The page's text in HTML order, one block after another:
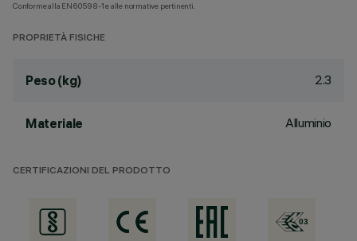
Conforme alla EN60598-1 e alle normative pertinenti.
PROPRIETÀ FISICHE
Peso (kg) 2.3
Materiale Alluminio
CERTIFICAZIONI DEL PRODOTTO